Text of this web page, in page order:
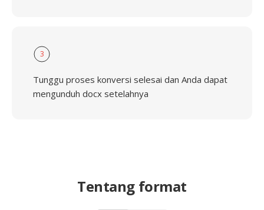
3
Tunggu proses konversi selesai dan Anda dapat
mengunduh docx setelahnya
Tentang format